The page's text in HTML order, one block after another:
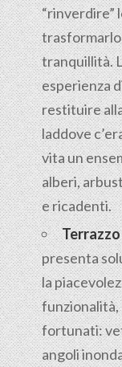
“rinverdire”
trasformarlo
tranquillità.
esperienza
restituire
laddove
vita un
alberi,
e ricadenti.
presenta
la
funzionalità,
fortunati:
angoli